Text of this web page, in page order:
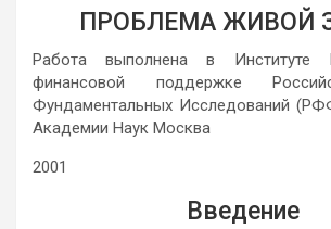
ПРОБЛЕМА ЖИВОЙ
Работа выполнена в Институте
финансовой поддержке
Фундаментальных Исследований
Академии Наук Москва
2001
Введение